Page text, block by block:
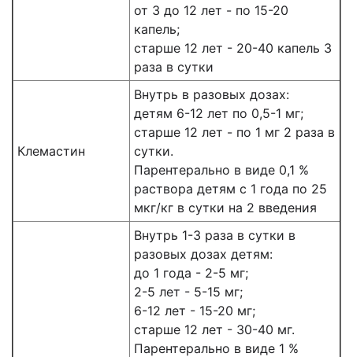
от 3 до 12 лет - по 15-20
капель;
старше 12 лет - 20-40 капель 3
раза в сутки
Клемастин
Внутрь в разовых дозах:
детям 6-12 лет по 0,5-1 мг;
старше 12 лет - по 1 мг 2 раза в
сутки.
Парентерально в виде 0,1 %
раствора детям с 1 года по 25
мкг/кг в сутки на 2 введения
Внутрь 1-3 раза в сутки в
разовых дозах детям:
до 1 года - 2-5 мг;
2-5 лет - 5-15 мг;
6-12 лет - 15-20 мг;
старше 12 лет - 30-40 мг.
Парентерально в виде 1 %